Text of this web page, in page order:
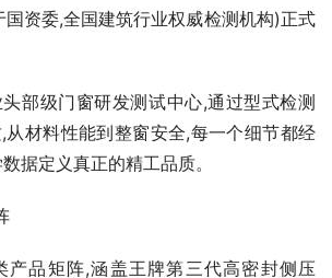
资委,全国建筑行业权威检测机构)正式
部级门窗研发测试中心,通过型式检测
从材料性能到整窗安全,每一个细节都经
据定义真正的精工品质。
产品矩阵,涵盖王牌第三代高密封侧压